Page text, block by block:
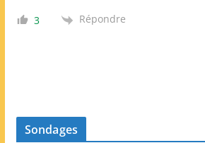
3 Répondre
Sondages